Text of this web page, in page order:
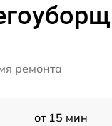
ремонта
от 15 мин